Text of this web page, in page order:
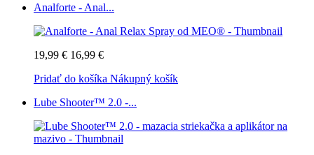
Analforte - Anal...
19,99 € 16,99 €
Pridať do košíka Nákupný košík
Lube Shooter™ 2.0 -...